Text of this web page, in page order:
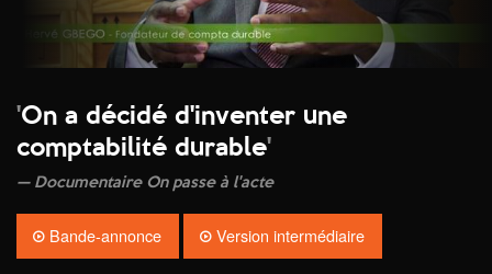
'On a décidé d'inventer une
comptabilité durable'
Documentaire On passe à l'acte
Bande-annonce Version intermédiaire